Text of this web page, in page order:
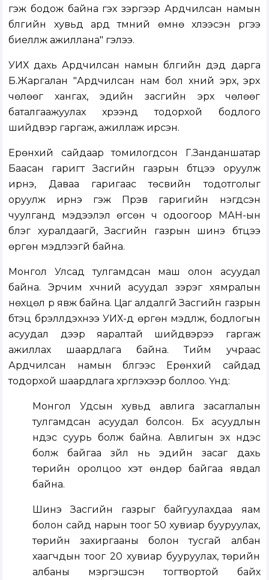
гэж бодож байна гэх зэргээр Ардчилсан намын
бүлгийн хувьд ард түмний өмнө хүлээсэн үүргээ
биелүүлж ажиллана" гэлээ.
УИХ дахь Ардчилсан намын бүлгийн дэд дарга
Б.Жаргалан "Ардчилсан нам бол хүний эрх, эрх
чөлөөг хангах, эдийн засгийн эрх чөлөөг
баталгаажуулах хүрээнд тодорхой бодлого
шийдвэр гаргаж, ажиллаж ирсэн.
Ерөнхий сайдаар томилогдсон Г.Занданшатар
Баасан гаригт Засгийн газрын бүтцээ оруулж
ирнэ, Даваа гаригаас төсвийн тодотголыг
оруулж ирнэ гэж Пүрэв гаригийн нэгдсэн
чуулганд мэдээлэл өгсөн ч одоогоор МАН-ын
бүлэг хуралдаагүй, Засгийн газрын шинэ бүтцээ
өргөн мэдүүлээгүй байна.
Монгол Улсад тулгамдсан маш олон асуудал
байна. Эрчим хүчний асуудал зэрэг хямралын
нөхцөл рүү явж байна. Цаг алдалгүй Засгийн газрын
бүтэц бүрэллдэхүүнээ УИХ-д өргөн мэдүүлж, бодлогын
асуудал дээр яаралтай шийдвэрээ гаргаж
ажиллах шаардлага байна. Тийм учраас
Ардчилсан намын бүлгээс Ерөнхий сайдад
тодорхой шаардлага хүргүүлэхээр боллоо. Үүнд:
Монгол Удсын хувьд авлига засаглалын
тулгамдсан асуудал болсон. Бүх асуудлын
үндэс суурь болж байна. Авлигын эх үндэс
болж байгаа зүйл нь эдийн засаг дахь
төрийн оролцоо хэт өндөр байгаа явдал
байна.
Шинэ Засгийн газрыг байгуулахдаа яам
болон сайд нарын тоог 50 хувиар бууруулах,
төрийн захиргааны болон тусгай албан
хаагчдын тоог 20 хувиар бууруулах, төрийн
албаны мэргэшсэн тогтвортой байх